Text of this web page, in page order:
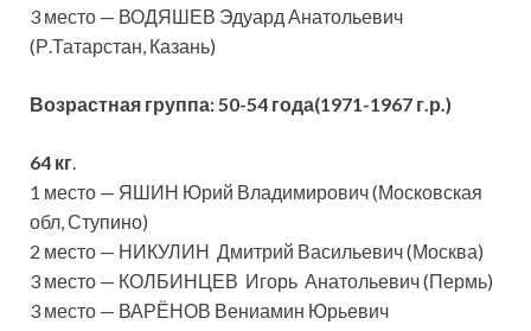
3 место — ВОДЯШЕВ Эдуард Анатольевич
(Р.Татарстан, Казань)
Возрастная группа:50-54 года(1971-1967 г.р.)
64 кг.
1 место — ЯШИН Юрий Владимирович (Московская
обл, Ступино)
2 место — НИКУЛИН Дмитрий Васильевич (Москва)
3 место — КОЛБИНЦЕВ Игорь Анатольевич (Пермь)
3 место — ВАРЁНОВ Вениамин Юрьевич